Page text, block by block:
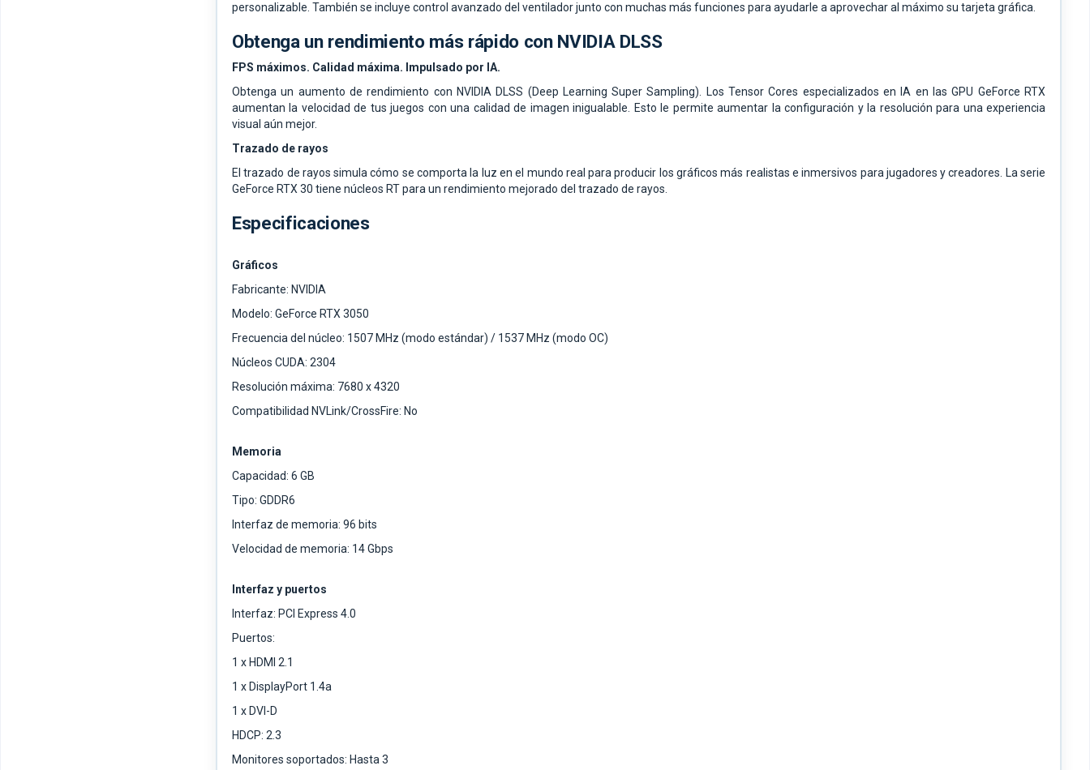
personalizable. También se incluye control avanzado del ventilador junto con muchas más funciones para ayudarle a aprovechar al máximo su tarjeta gráfica.
Obtenga un rendimiento más rápido con NVIDIA DLSS
FPS máximos. Calidad máxima. Impulsado por IA.
Obtenga un aumento de rendimiento con NVIDIA DLSS (Deep Learning Super Sampling). Los Tensor Cores especializados en IA en las GPU GeForce RTX
aumentan la velocidad de tus juegos con una calidad de imagen inigualable. Esto le permite aumentar la configuración y la resolución para una experiencia
visual aún mejor.
Trazado de rayos
El trazado de rayos simula cómo se comporta la luz en el mundo real para producir los gráficos más realistas e inmersivos para jugadores y creadores. La serie
GeForce RTX 30 tiene núcleos RT para un rendimiento mejorado del trazado de rayos.
Especificaciones
Gráficos
Fabricante: NVIDIA
Modelo: GeForce RTX 3050
Frecuencia del núcleo: 1507 MHz (modo estándar) / 1537 MHz (modo OC)
Núcleos CUDA: 2304
Resolución máxima: 7680 x 4320
Compatibilidad NVLink/CrossFire: No
Memoria
Capacidad: 6 GB
Tipo: GDDR6
Interfaz de memoria: 96 bits
Velocidad de memoria: 14 Gbps
Interfaz y puertos
Interfaz: PCI Express 4.0
Puertos:
1 x HDMI 2.1
1 x DisplayPort 1.4a
1 x DVI-D
HDCP: 2.3
Monitores soportados: Hasta 3